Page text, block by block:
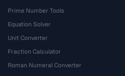
Prime Number Tools
Equation Solver
Unit Converter
Fraction Calculator
Roman Numeral Converter